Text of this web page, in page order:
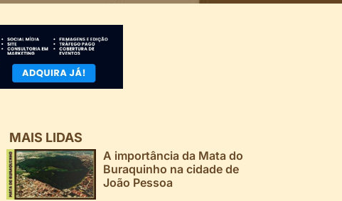
MAIS LIDAS
A importância da Mata do
Buraquinho na cidade de
João Pessoa